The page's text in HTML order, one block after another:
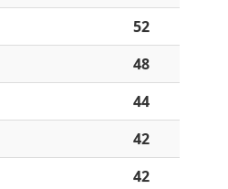
52
48
44
42
42